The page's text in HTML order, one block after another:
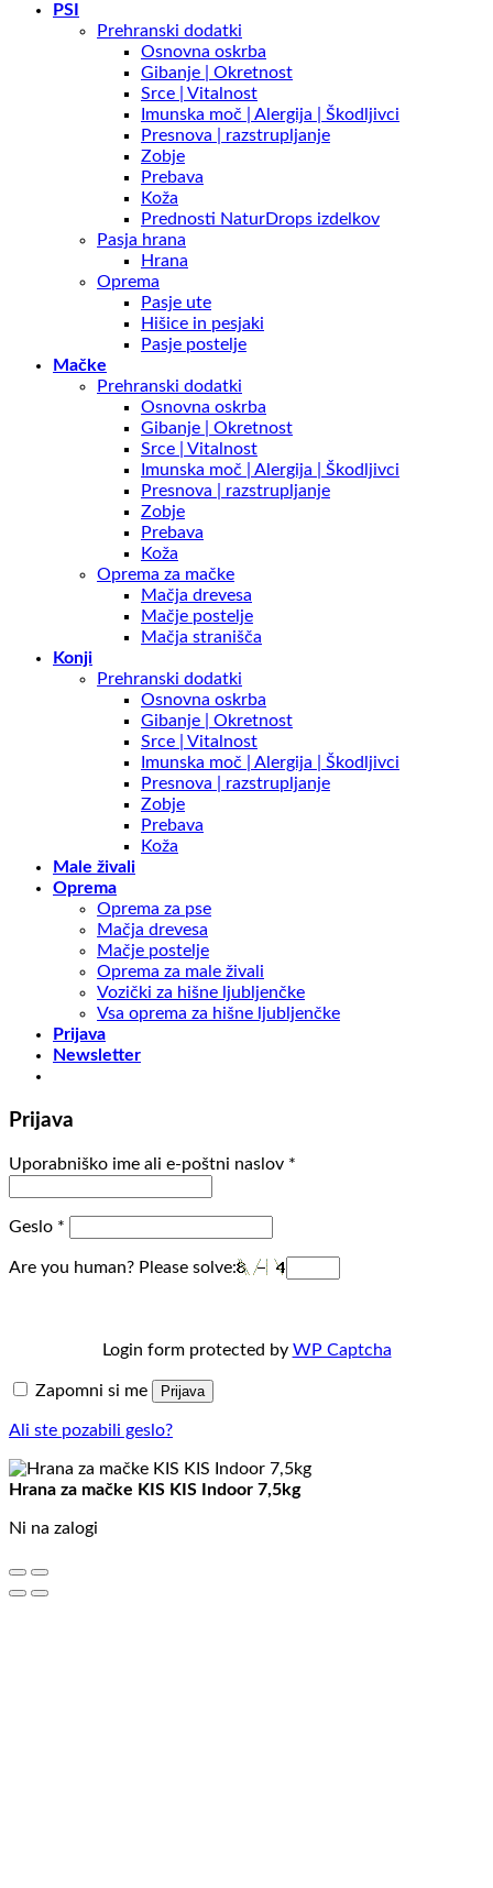
PSI
Prehranski dodatki
Osnovna oskrba
Gibanje | Okretnost
Srce | Vitalnost
Imunska moč | Alergija | Škodljivci
Presnova | razstrupljanje
Zobje
Prebava
Koža
Prednosti NaturDrops izdelkov
Pasja hrana
Hrana
Oprema
Pasje ute
Hišice in pesjaki
Pasje postelje
Mačke
Prehranski dodatki
Osnovna oskrba
Gibanje | Okretnost
Srce | Vitalnost
Imunska moč | Alergija | Škodljivci
Presnova | razstrupljanje
Zobje
Prebava
Koža
Oprema za mačke
Mačja drevesa
Mačje postelje
Mačja stranišča
Konji
Prehranski dodatki
Osnovna oskrba
Gibanje | Okretnost
Srce | Vitalnost
Imunska moč | Alergija | Škodljivci
Presnova | razstrupljanje
Zobje
Prebava
Koža
Male živali
Oprema
Oprema za pse
Mačja drevesa
Mačje postelje
Oprema za male živali
Vozički za hišne ljubljenčke
Vsa oprema za hišne ljubljenčke
Prijava
Newsletter
Prijava
Uporabniško ime ali e-poštni naslov *
Geslo *
Are you human? Please solve:
Login form protected by WP Captcha
Zapomni si me Prijava
Ali ste pozabili geslo?
Hrana za mačke KIS KIS Indoor 7,5kg
Ni na zalogi